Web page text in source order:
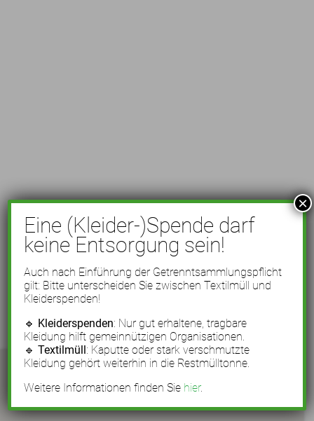
Eine (Kleider-)Spende darf
keine Entsorgung sein!
Auch nach Einführung der Getrenntsammlungspflicht
gilt: Bitte unterscheiden Sie zwischen Textilmüll und
Kleiderspenden!
🔹 Kleiderspenden: Nur gut erhaltene, tragbare
Kleidung hilft gemeinnützigen Organisationen.
🔹Textilmüll: Kaputte oder stark verschmutzte
Kleidung gehört weiterhin in die Restmülltonne.
Weitere Informationen finden Sie hier.
×